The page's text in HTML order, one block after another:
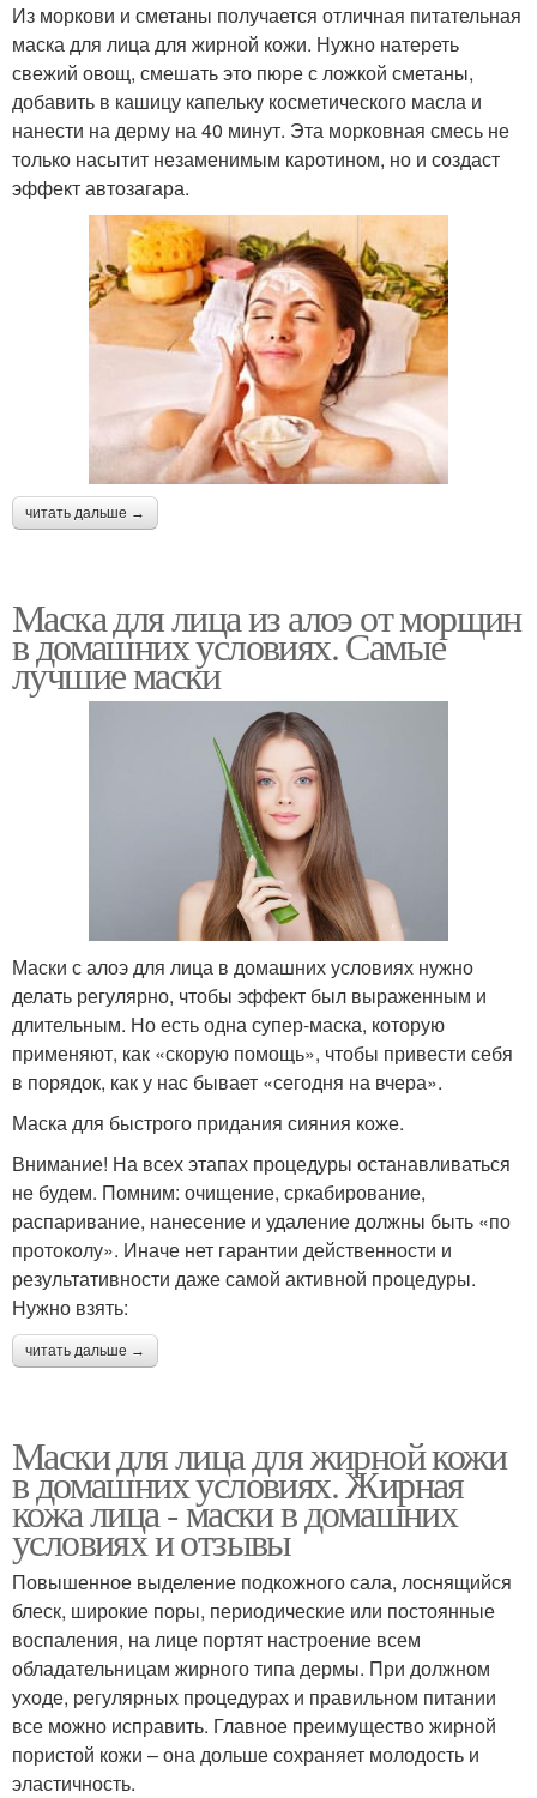
Из моркови и сметаны получается отличная питательная
маска для лица для жирной кожи. Нужно натереть
свежий овощ, смешать это пюре с ложкой сметаны,
добавить в кашицу капельку косметического масла и
нанести на дерму на 40 минут. Эта морковная смесь не
только насытит незаменимым каротином, но и создаст
эффект автозагара.
читать дальше →
Маска для лица из алоэ от морщин
в домашних условиях. Самые
лучшие маски
Маски с алоэ для лица в домашних условиях нужно
делать регулярно, чтобы эффект был выраженным и
длительным. Но есть одна супер-маска, которую
применяют, как «скорую помощь», чтобы привести себя
в порядок, как у нас бывает «сегодня на вчера».
Маска для быстрого придания сияния коже.
Внимание! На всех этапах процедуры останавливаться
не будем. Помним: очищение, сркабирование,
распаривание, нанесение и удаление должны быть «по
протоколу». Иначе нет гарантии действенности и
результативности даже самой активной процедуры.
Нужно взять:
читать дальше →
Маски для лица для жирной кожи
в домашних условиях. Жирная
кожа лица - маски в домашних
условиях и отзывы
Повышенное выделение подкожного сала, лоснящийся
блеск, широкие поры, периодические или постоянные
воспаления, на лице портят настроение всем
обладательницам жирного типа дермы. При должном
уходе, регулярных процедурах и правильном питании
все можно исправить. Главное преимущество жирной
пористой кожи – она дольше сохраняет молодость и
эластичность.